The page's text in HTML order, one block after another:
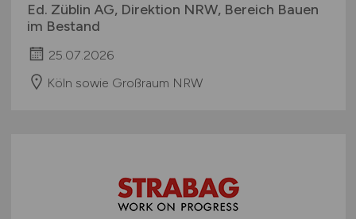
Ed. Züblin AG, Direktion NRW, Bereich Bauen
im Bestand
25.07.2026
Köln sowie Großraum NRW